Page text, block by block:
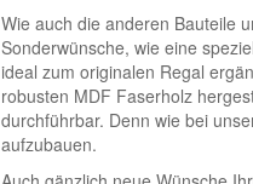
Wie auch die anderen Bauteile
Sonderwünsche, wie eine
ideal zum originalen Regal
robusten MDF Faserholz
durchführbar. Denn wie bei
aufzubauen.